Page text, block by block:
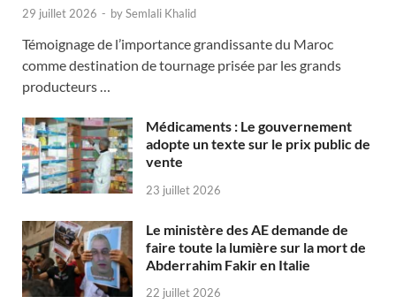
29 juillet 2026 - bySemlali Khalid
Témoignage de l’importance grandissante du Maroc
comme destination de tournage prisée par les grands
producteurs …
Médicaments : Le gouvernement
adopte un texte sur le prix public de
vente
23 juillet 2026
Le ministère des AE demande de
faire toute la lumière sur la mort de
Abderrahim Fakir en Italie
22 juillet 2026